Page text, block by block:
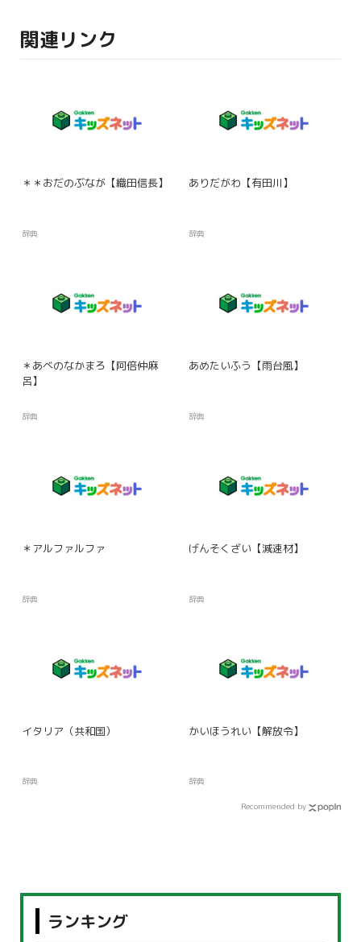
関連リンク
＊＊おだのぶなが【織田信長】
辞典
ありだがわ【有田川】
辞典
＊あべのなかまろ【阿倍仲麻
呂】
辞典
あめたいふう【雨台風】
辞典
＊アルファルファ
辞典
げんそくざい【減速材】
辞典
イタリア（共和国）
辞典
かいほうれい【解放令】
辞典
Recommended by
ランキング